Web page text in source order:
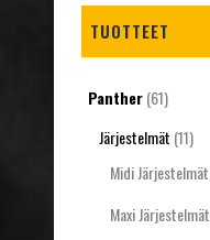
TUOTTEET
Panther(61)
Järjestelmät (11)
Midi Järjestelmät
Maxi Järjestelmät